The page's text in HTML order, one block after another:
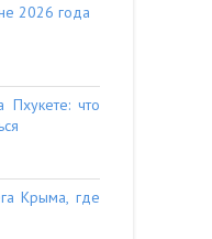
2026 года
что
Крыма, где